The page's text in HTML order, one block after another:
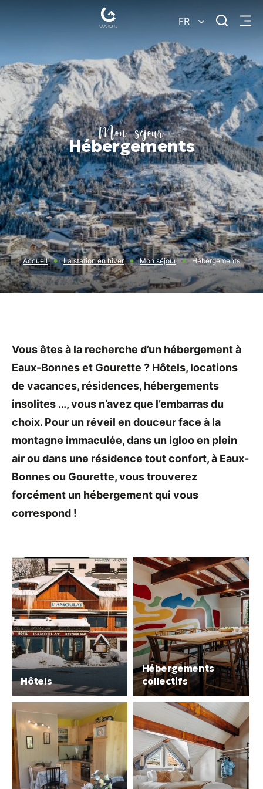
–
Pyrénées-
Atlantiques
FR Menu
Mon séjour
Hébergements
Accueil La station en hiver Mon séjour Hébergements
Vous êtes à la recherche d’un hébergement à
Eaux-Bonnes et Gourette ? Hôtels, locations
de vacances, résidences, hébergements
insolites …, vous n’avez que l’embarras du
choix. Pour un réveil en douceur face à la
montagne immaculée, dans un igloo en plein
air ou dans une résidence tout confort, à Eaux-
Bonnes ou Gourette, vous trouverez
forcément un hébergement qui vous
correspond !
Hôtels
Hébergements
collectifs